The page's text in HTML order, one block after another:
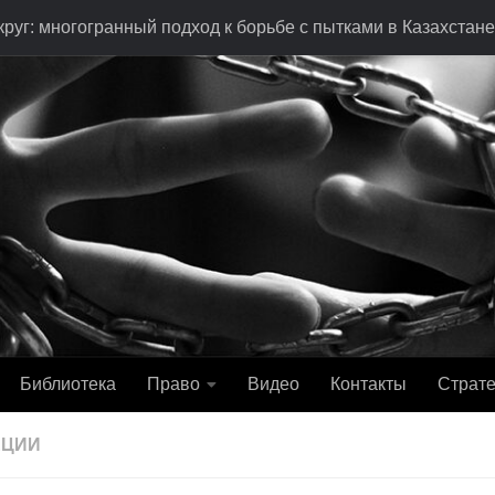
многогранный подход к борьбе с пытками в Казахстане
Библиотека Право Видео Контакты